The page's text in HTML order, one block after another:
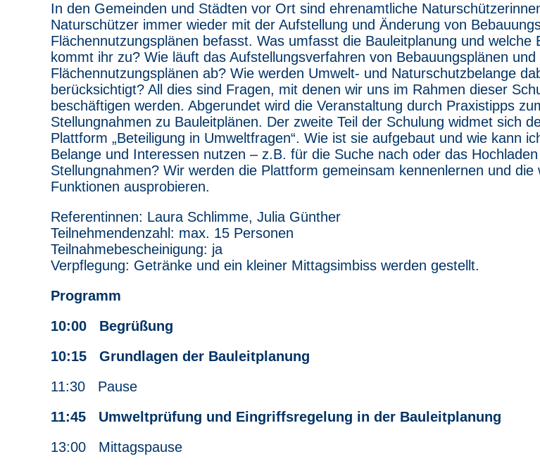
In den Gemeinden und Städten vor Ort sind ehrenamtliche
Naturschützer immer wieder mit der Aufstellung und Änderung von
Flächennutzungsplänen befasst. Was umfasst die Bauleitplanung und welche
kommt ihr zu? Wie läuft das Aufstellungsverfahren von Bebauungsplänen und
Flächennutzungsplänen ab? Wie werden Umwelt- und Naturschutzbelange
berücksichtigt? All dies sind Fragen, mit denen wir uns im Rahmen dieser
beschäftigen werden. Abgerundet wird die Veranstaltung durch Praxistipps
Stellungnahmen zu Bauleitplänen. Der zweite Teil der Schulung widmet sich
Plattform „Beteiligung in Umweltfragen“. Wie ist sie aufgebaut und wie kann
Belange und Interessen nutzen – z.B. für die Suche nach oder das
Stellungnahmen? Wir werden die Plattform gemeinsam kennenlernen und die
Funktionen ausprobieren.
Referentinnen: Laura Schlimme, Julia Günther
Teilnehmendenzahl: max. 15 Personen
Teilnahmebescheinigung: ja
Verpflegung: Getränke und ein kleiner Mittagsimbiss werden gestellt.
Programm
10:00 Begrüßung
10:15 Grundlagen der Bauleitplanung
11:30 Pause
11:45 Umweltprüfung und Eingriffsregelung in der Bauleitplanung
13:00 Mittagspause